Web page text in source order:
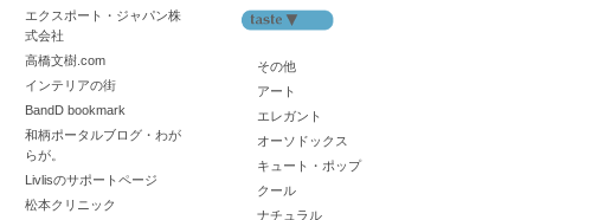
エクスポート・ジャパン株
式会社
高橋文樹.com
インテリアの街
BandD bookmark
和柄ポータルブログ・わが
らが。
Livlisのサポートページ
松本クリニック
その他
アート
エレガント
オーソドックス
キュート・ポップ
クール
ナチュラル